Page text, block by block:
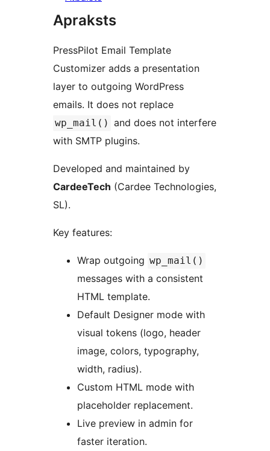
Apraksts
PressPilot Email Template
Customizer adds a presentation
layer to outgoing WordPress
emails. It does not replace
wp_mail() and does not interfere
with SMTP plugins.
Developed and maintained by
CardeeTech (Cardee Technologies,
SL).
Key features:
Wrap outgoing wp_mail()
messages with a consistent
HTML template.
Default Designer mode with
visual tokens (logo, header
image, colors, typography,
width, radius).
Custom HTML mode with
placeholder replacement.
Live preview in admin for
faster iteration.